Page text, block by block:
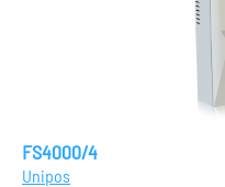
FS4000/4
Unipos